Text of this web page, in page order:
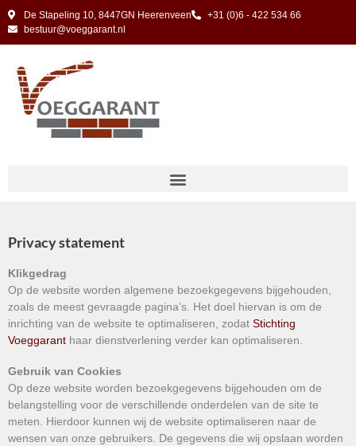
De Stapeling 10, 8447GN Heerenveen
+31 (0)6 - 422 534 66
bestuur@voeggarant.nl
Privacy statement
Klikgedrag
Op de website worden algemene bezoekgegevens bijgehouden,
zoals de meest gevraagde pagina’s. Het doel hiervan is om de
inrichting van de website te optimaliseren, zodat Stichting
Voeggarant haar dienstverlening verder kan optimaliseren.
Gebruik van Cookies
Op deze website worden bezoekgegevens bijgehouden om de
belangstelling voor de verschillende onderdelen van de site te
meten. Hierdoor kunnen wij de website optimaliseren naar de
wensen van onze gebruikers. De gegevens die wij opslaan worden